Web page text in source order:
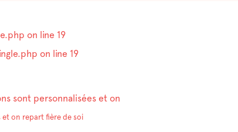
on line 19
on line 19
sont personnalisées et on
on repart fière de soi